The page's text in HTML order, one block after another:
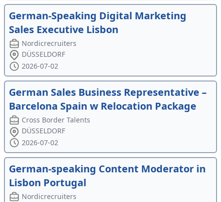
German-Speaking Digital Marketing
Sales Executive Lisbon
Nordicrecruiters
DÜSSELDORF
2026-07-02
German Sales Business Representative –
Barcelona Spain w Relocation Package
Cross Border Talents
DÜSSELDORF
2026-07-02
German-speaking Content Moderator in
Lisbon Portugal
Nordicrecruiters